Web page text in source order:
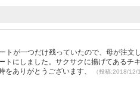
トが一つだけ残っていたので、母が注文
にしました。サクサクに揚げてあるチ
をありがとうございます、
（投稿:2018/